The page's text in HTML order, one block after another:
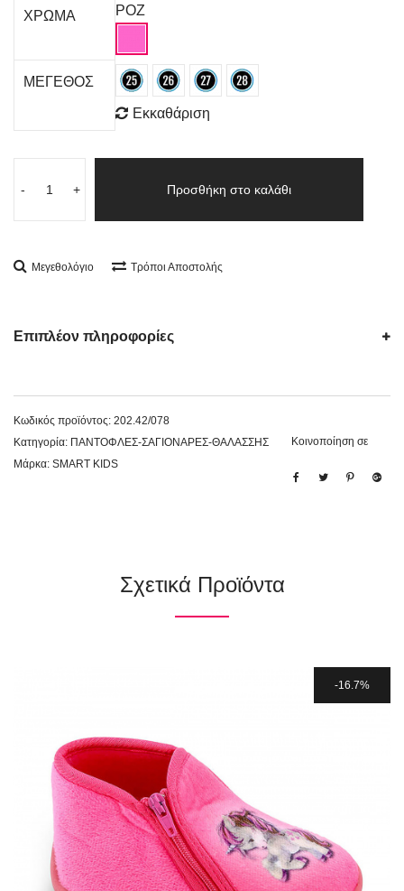
ΧΡΩΜΑ ΡΟΖ
ΜΕΓΕΘΟΣ
Εκκαθάριση
- + Προσθήκη στο καλάθι
Μεγεθολόγιο Τρόποι Αποστολής
Επιπλέον πληροφορίες
Κωδικός προϊόντος: 202.42/078
Κατηγορία: ΠΑΝΤΟΦΛΕΣ-ΣΑΓΙΟΝΑΡΕΣ-ΘΑΛΑΣΣΗΣ
Μάρκα: SMART KIDS
Κοινοποίηση σε
Σχετικά Προϊόντα
16.7%